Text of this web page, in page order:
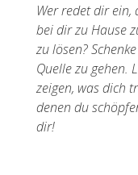
Wer redet dir ein,
bei dir zu Hause
zu lösen?
Quelle zu gehen.
zeigen, was dich
denen du
dir!